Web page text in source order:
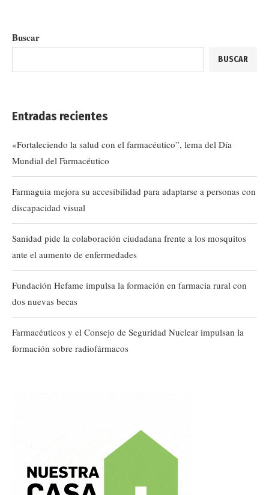
Buscar
BUSCAR
Entradas recientes
«Fortaleciendo la salud con el farmacéutico”, lema del Día
Mundial del Farmacéutico
Farmaguia mejora su accesibilidad para adaptarse a personas con
discapacidad visual
Sanidad pide la colaboración ciudadana frente a los mosquitos
ante el aumento de enfermedades
Fundación Hefame impulsa la formación en farmacia rural con
dos nuevas becas
Farmacéuticos y el Consejo de Seguridad Nuclear impulsan la
formación sobre radiofármacos